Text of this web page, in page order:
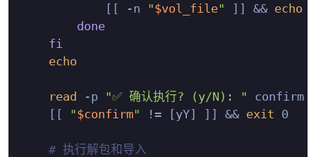
            [[ -n
"$vol_file" ]] && echo
done
fi
echo
read -p "✅ 确认执行? (y/N): " confirm
    [[
"$confirm" != [yY] ]] && exit 0
# 执行解包和导入